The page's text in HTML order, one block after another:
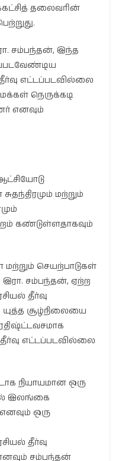
தலைவரின்
சம்பந்தன், இந்த
எட்டப்படவில்லை
நெருக்கடி
எனவும்
மற்றும்
கண்டுள்ளதாகவும்
செயற்பாடுகள்
இரா. சம்பந்தன், ஏற்ற
தீர்வு
யுத்த சூழ்நிலையை
எட்டப்படவில்லை
நியாயமான ஒரு
இலங்கை
ஒரு
தீர்வு
சம்பந்தன்